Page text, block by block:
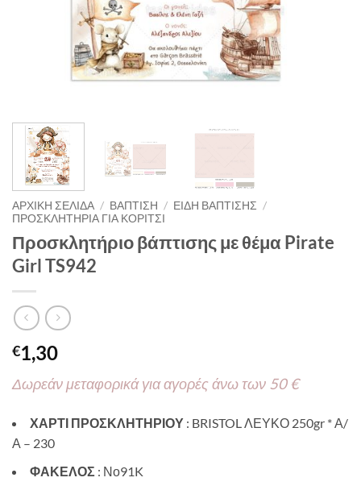
ΑΡΧΙΚΉ ΣΕΛΊΔΑ / ΒΑΠΤΙΣΗ / ΕΙΔΗ ΒΑΠΤΙΣΗΣ /
ΠΡΟΣΚΛΗΤΗΡΙΑ ΓΙΑ ΚΟΡΙΤΣΙ
Προσκλητήριο βάπτισης με θέμα Pirate
Girl TS942
€1,30
Δωρεάν μεταφορικά για αγορές άνω των 50 €
ΧΑΡΤΙ ΠΡΟΣΚΛΗΤΗΡΙΟΥ : BRISTOL ΛΕΥΚΟ 250gr * Α/
Α – 230
ΦΑΚΕΛΟΣ : Νο91K